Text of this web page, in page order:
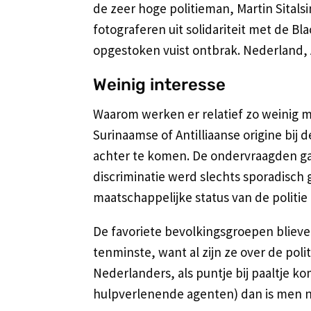
de zeer hoge politieman, Martin
fotograferen uit solidariteit met de
opgestoken vuist ontbrak.
Weinig interesse
Waarom werken er relatief zo weinig
Surinaamse of Antilliaanse origine bij
achter te komen. De ondervraagden
discriminatie werd slechts sporadisch
maatschappelijke status van de
De favoriete bevolkingsgroepen
tenminste, want al zijn ze over de
Nederlanders, als puntje bij paaltje
hulpverlenende agenten) dan is men